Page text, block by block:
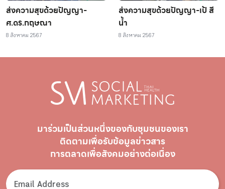
ส่งความสุขด้วยปัญญา-
ศ.ดร.กฤษณา
8 สิงหาคม 2567
ส่งความสุขด้วยปัญญา-เป้ สี
น้ำ
8 สิงหาคม 2567
มาร่วมเป็นส่วนหนึ่งของกับชุมชนของเรา
ติดตามเพื่อรับข้อมูลข่าวสาร
การตลาดเพื่อสังคมอย่างต่อเนื่อง